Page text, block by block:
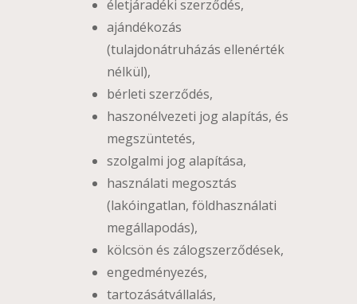
életjáradéki szerződés,
ajándékozás
(tulajdonátruházás ellenérték
nélkül),
bérleti szerződés,
haszonélvezeti jog alapítás, és
megszüntetés,
szolgalmi jog alapítása,
használati megosztás
(lakóingatlan, földhasználati
megállapodás),
kölcsön és zálogszerződések,
engedményezés,
tartozásátvállalás,